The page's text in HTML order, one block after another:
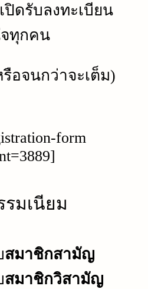
ปิดรับลงทะเบียน
ทุกคน
อจนกว่าจะเต็ม)
form
รมเนียม
สมาชิกสามัญ
สมาชิกวิสามัญ